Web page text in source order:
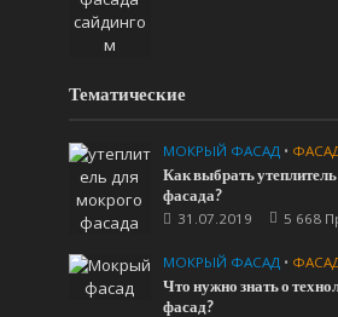
Тематические
МОКРЫЙ ФАСАД •
Как выбрать
фасада?
31.07.2019
5 668
МОКРЫЙ ФАСАД •
Что нужно знать о
фасад?